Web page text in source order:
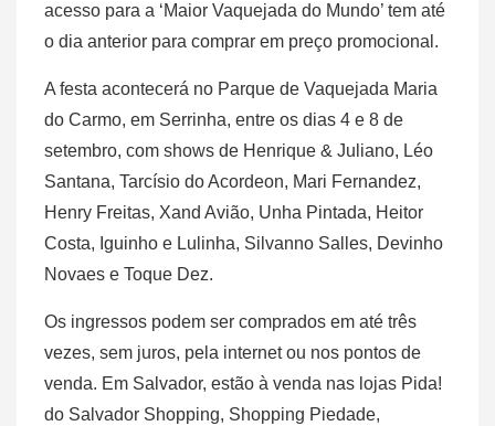
acesso para a ‘Maior Vaquejada do Mundo’ tem até
o dia anterior para comprar em preço promocional.
A festa acontecerá no Parque de Vaquejada Maria
do Carmo, em Serrinha, entre os dias 4 e 8 de
setembro, com shows de Henrique & Juliano, Léo
Santana, Tarcísio do Acordeon, Mari Fernandez,
Henry Freitas, Xand Avião, Unha Pintada, Heitor
Costa, Iguinho e Lulinha, Silvanno Salles, Devinho
Novaes e Toque Dez.
Os ingressos podem ser comprados em até três
vezes, sem juros, pela internet ou nos pontos de
venda. Em Salvador, estão à venda nas lojas Pida!
do Salvador Shopping, Shopping Piedade,